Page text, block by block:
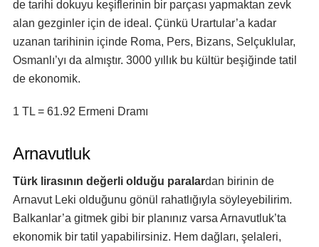
de tarihi dokuyu keşiflerinin bir parçası yapmaktan zevk
alan gezginler için de ideal. Çünkü Urartular’a kadar
uzanan tarihinin içinde Roma, Pers, Bizans, Selçuklular,
Osmanlı’yı da almıştır. 3000 yıllık bu kültür beşiğinde tatil
de ekonomik.
1 TL = 61.92 Ermeni Dramı
Arnavutluk
Türk lirasının değerli olduğu paralardan birinin de
Arnavut Leki olduğunu gönül rahatlığıyla söyleyebilirim.
Balkanlar’a gitmek gibi bir planınız varsa Arnavutluk’ta
ekonomik bir tatil yapabilirsiniz. Hem dağları, şelaleri,